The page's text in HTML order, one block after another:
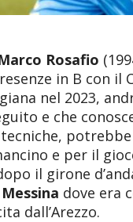
Rosafio
in B con
nel 2023,
e che
e per il
il girone
Messina dove era
dall’Arezzo.